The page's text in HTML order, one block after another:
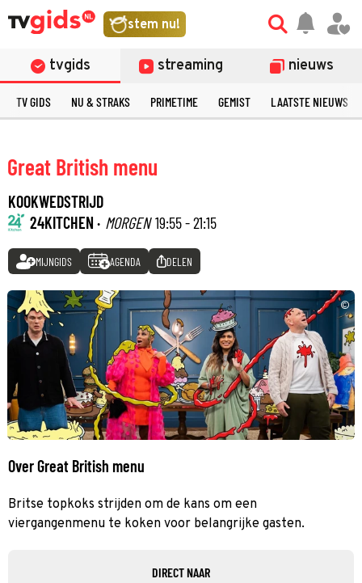
stem nu!
tvgids streaming nieuws
TV GIDS NU & STRAKS PRIMETIME GEMIST LAATSTE NIEUWS
Great British menu
KOOKWEDSTRIJD
24KITCHEN · MORGEN 19:55 - 21:15
MIJNGIDS AGENDA DELEN
©
Over Great British menu
Britse topkoks strijden om de kans om een
viergangenmenu te koken voor belangrijke gasten.
DIRECT NAAR